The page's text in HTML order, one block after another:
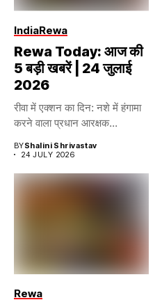
IndiaRewa
Rewa Today: आज की
5 बड़ी खबरें | 24 जुलाई
2026
रीवा में एक्शन का दिन: नशे में हंगामा
करने वाला प्रधान आरक्षक...
BYShalini Shrivastav
24 JULY 2026
Rewa